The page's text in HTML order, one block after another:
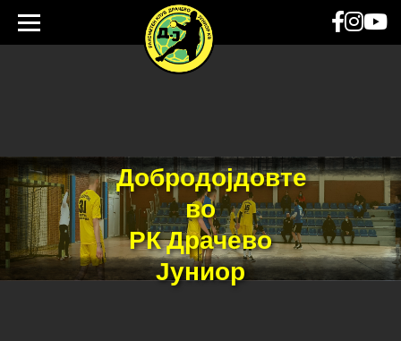
Добродојдовте
во
РК Драчево
Јуниор